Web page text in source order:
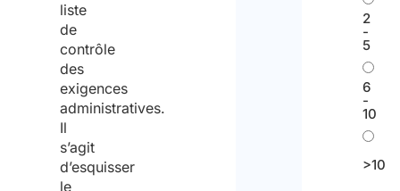
liste
de
contrôle
des
exigences
administratives.
Il
s’agit
d’esquisser
le
2
-
5
6
-
10
>10